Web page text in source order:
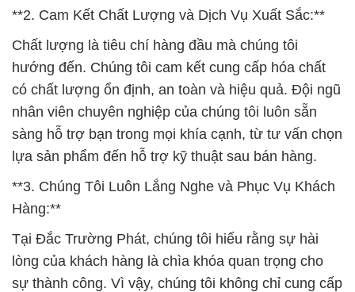
**2. Cam Kết Chất Lượng và Dịch Vụ Xuất Sắc:**
Chất lượng là tiêu chí hàng đầu mà chúng tôi
hướng đến. Chúng tôi cam kết cung cấp hóa chất
có chất lượng ổn định, an toàn và hiệu quả. Đội ngũ
nhân viên chuyên nghiệp của chúng tôi luôn sẵn
sàng hỗ trợ bạn trong mọi khía cạnh, từ tư vấn chọn
lựa sản phẩm đến hỗ trợ kỹ thuật sau bán hàng.
**3. Chúng Tôi Luôn Lắng Nghe và Phục Vụ Khách
Hàng:**
Tại Đắc Trường Phát, chúng tôi hiểu rằng sự hài
lòng của khách hàng là chìa khóa quan trọng cho
sự thành công. Vì vậy, chúng tôi không chỉ cung cấp